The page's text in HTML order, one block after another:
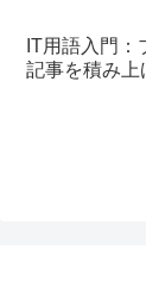
IT用語入門
記事を積み上